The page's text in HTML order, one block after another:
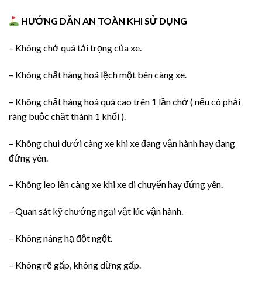
HƯỚNG DẪN AN TOÀN KHI SỬ DỤNG
– Không chở quá tải trọng của xe.
– Không chất hàng hoá lệch một bên càng xe.
– Không chất hàng hoá quá cao trên 1 lần chở ( nếu có phải
ràng buộc chặt thành 1 khối ).
– Không chui dưới càng xe khi xe đang vận hành hay đang
đứng yên.
– Không leo lên càng xe khi xe di chuyển hay đứng yên.
– Quan sát kỹ chướng ngại vật lúc vận hành.
– Không nâng hạ đột ngột.
– Không rẽ gấp, không dừng gấp.